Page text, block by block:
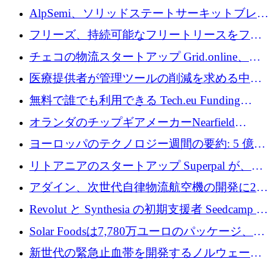
ラクチャを拡張するためにシリーズ A で
1,300 万ドルを調達
AlpSemi、ソリッドステートサーキットブレー
カー技術の進歩のために1,700万ユーロを調達
フリーズ、持続可能なフリートリースをフラ
ンス全土に拡大するために1,300万ユーロを確
保
チェコの物流スタートアップ Grid.online、配
送量が 1 年で 10 倍に増加し、400 万ユーロの
医療提供者が管理ツールの削減を求める中、
a16z が Prosper AI を 3,000 万ドルで支援
無料で誰でも利用できる Tech.eu Funding
Explorer のご紹介
オランダのチップギアメーカーNearfield
Instrumentsが3億8,000万ドルを調達
ヨーロッパのテクノロジー週間の要約: 5 億
8,500 万ユーロを超える 60 以上のテクノロジ
ー資金調達取引
リトアニアのスタートアップ Superpal が、
Slack 内に構築された AI コワーカー プラット
アダイン、次世代自律物流航空機の開発に250
万ユーロを確保
Revolut と Synthesia の初期支援者 Seedcamp が
3 億 2,000 万ドルを調達、米国に投資
Solar Foodsは7,780万ユーロのパッケージ、5
億ユーロの防衛および二重用途成長基金EDM
を開始、ヨーロッパのシリコンフォトニクス
新世代の緊急止血帯を開発するノルウェーの